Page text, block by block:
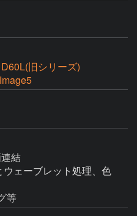
旧シリーズ)
結
ェーブレット処理、色
等